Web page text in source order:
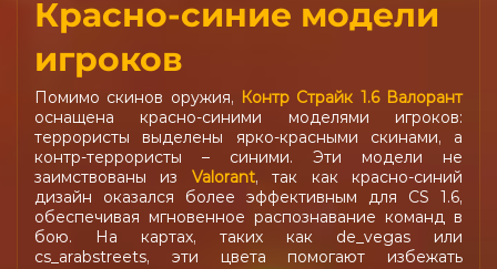
Красно-синие модели
игроков
Помимо скинов оружия, Контр Страйк 1.6 Валорант
оснащена красно-синими моделями игроков:
террористы выделены ярко-красными скинами, а
контр-террористы – синими. Эти модели не
заимствованы из Valorant, так как красно-синий
дизайн оказался более эффективным для CS 1.6,
обеспечивая мгновенное распознавание команд в
бою. На картах, таких как de_vegas или
cs_arabstreets, эти цвета помогают избежать